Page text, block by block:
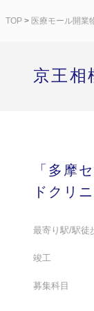
TOP > 医療モール開業
京王相
「多摩
ドクリ
最寄り駅/駅徒
竣工
募集科目